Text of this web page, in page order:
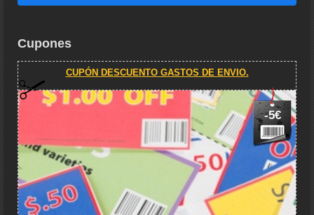
Cupones
CUPÓN DESCUENTO GASTOS DE ENVIO.
-5€